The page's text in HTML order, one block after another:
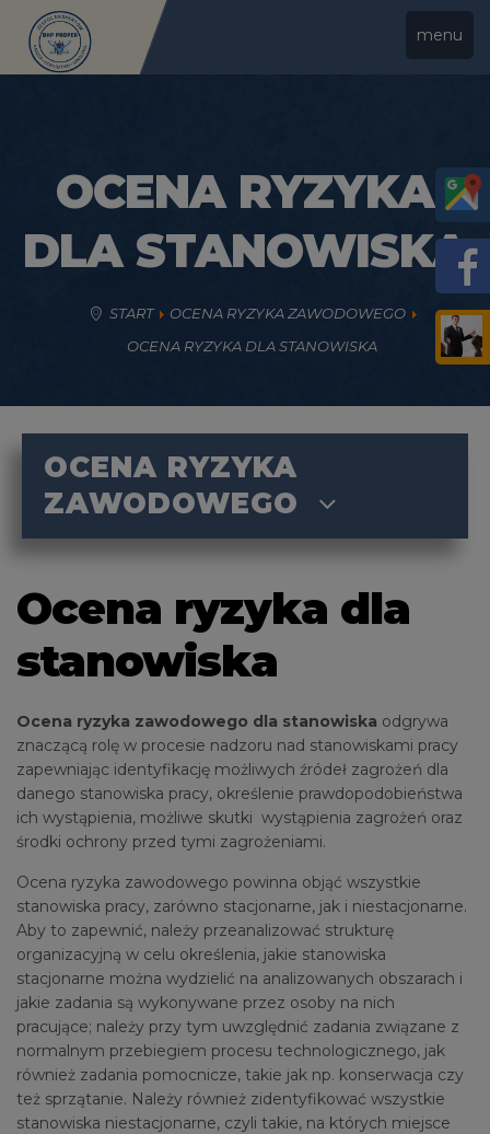
menu
OCENA RYZYKA
DLA STANOWISKA
START
OCENA RYZYKA ZAWODOWEGO
OCENA RYZYKA DLA STANOWISKA
OCENA RYZYKA
ZAWODOWEGO
Ocena ryzyka dla
stanowiska
Ocena ryzyka zawodowego dla stanowiska odgrywa
znaczącą rolę w procesie nadzoru nad stanowiskami pracy
zapewniając identyfikację możliwych źródeł zagrożeń dla
danego stanowiska pracy, określenie prawdopodobieństwa
ich wystąpienia, możliwe skutki wystąpienia zagrożeń oraz
środki ochrony przed tymi zagrożeniami.
Ocena ryzyka zawodowego powinna objąć wszystkie
stanowiska pracy, zarówno stacjonarne, jak i niestacjonarne.
Aby to zapewnić, należy przeanalizować strukturę
organizacyjną w celu określenia, jakie stanowiska
stacjonarne można wydzielić na analizowanych obszarach i
jakie zadania są wykonywane przez osoby na nich
pracujące; należy przy tym uwzględnić zadania związane z
normalnym przebiegiem procesu technologicznego, jak
również zadania pomocnicze, takie jak np. konserwacja czy
też sprzątanie. Należy również zidentyfikować wszystkie
stanowiska niestacjonarne, czyli takie, na których miejsce